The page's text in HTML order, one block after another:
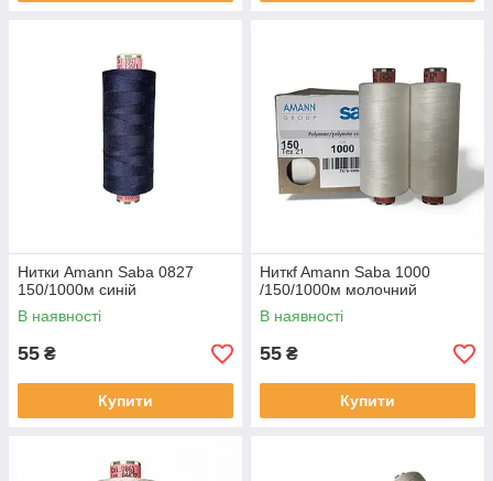
Нитки Amann Saba 0827
150/1000м синій
В наявності
55 ₴
Купити
Ниткf Amann Saba 1000
/150/1000м молочний
В наявності
55 ₴
Купити